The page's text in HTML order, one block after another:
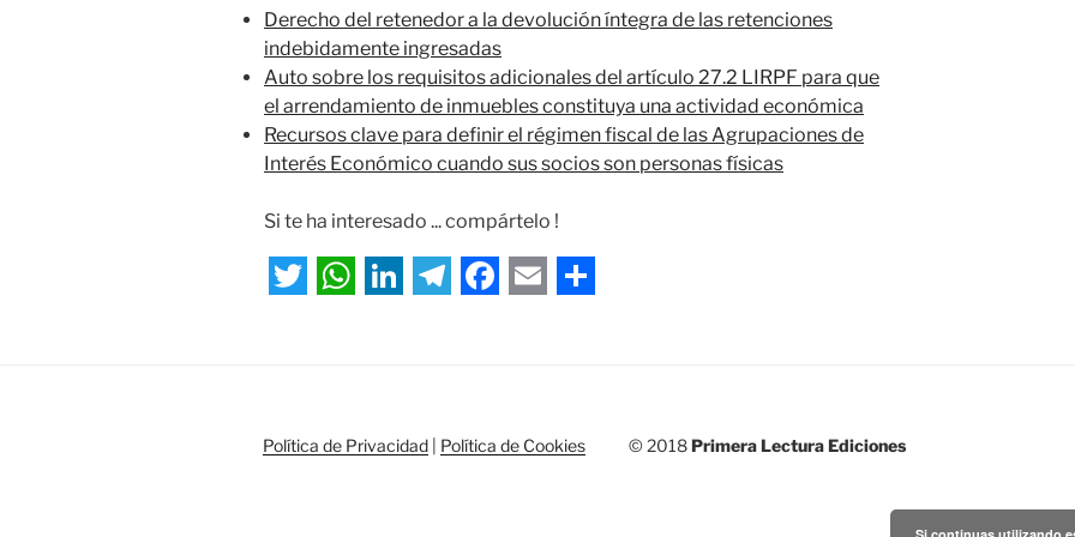
Derecho del retenedor a la devolución íntegra de las retenciones
indebidamente ingresadas
Auto sobre los requisitos adicionales del artículo 27.2 LIRPF para que
el arrendamiento de inmuebles constituya una actividad económica
Recursos clave para definir el régimen fiscal de las Agrupaciones de
Interés Económico cuando sus socios son personas físicas
Si te ha interesado ... compártelo !
t
t
t
s
k
e
e
g
e
b
i
l
r
e
Política de Privacidad Política de Cookies © 2018Primera Lectura Ediciones